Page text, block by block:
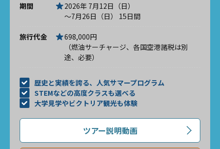
期間
2026年 7月12日（日）
～7月26日（日） 15日間
旅行代金
698,000円
（燃油サーチャージ、各国空港諸税は別
途、必要）
歴史と実績を誇る、人気サマープログラム
STEMなどの高度クラスも選べる
大学見学やビクトリア観光も体験
ツアー説明動画